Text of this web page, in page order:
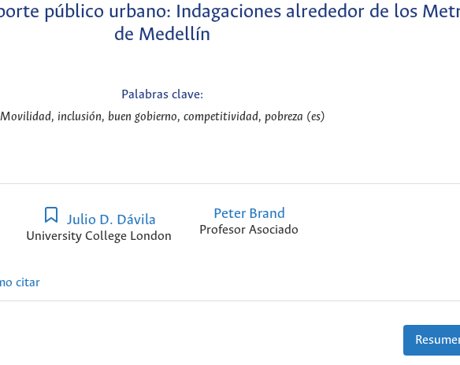
público urbano: Indagaciones alrededor de los
de Medellín
Palabras clave:
Movilidad, inclusión, buen gobierno, competitividad, pobreza (es)
Julio D. Dávila
University College London
Peter Brand
Profesor Asociado
citar